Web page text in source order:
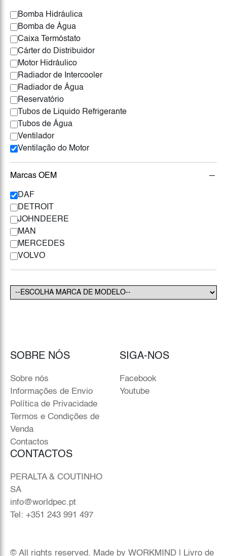
Bomba Hidráulica
Bomba de Água
Caixa Termóstato
Cárter do Distribuidor
Motor Hidráulico
Radiador de Intercooler
Radiador de Água
Reservatório
Tubos de Liquido Refrigerante
Tubos de Água
Ventilador
Ventilação do Motor
Marcas OEM
DAF
DETROIT
JOHNDEERE
MAN
MERCEDES
VOLVO
SOBRE NÓS
Sobre nós
Informações de Envio
Política de Privacidade
Termos e Condições de
Venda
Contactos
SIGA-NOS
Facebook
Youtube
CONTACTOS
PERALTA & COUTINHO
SA
info@worldpec.pt
Tel: +351 243 991 497
© All rights reserved. Made by WORKMIND Livro de